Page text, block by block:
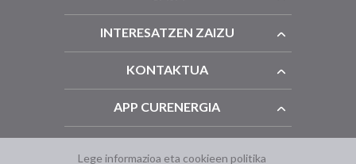
INTERESATZEN ZAIZU
KONTAKTUA
APP CURENERGIA
Lege informazioa eta cookieen politika